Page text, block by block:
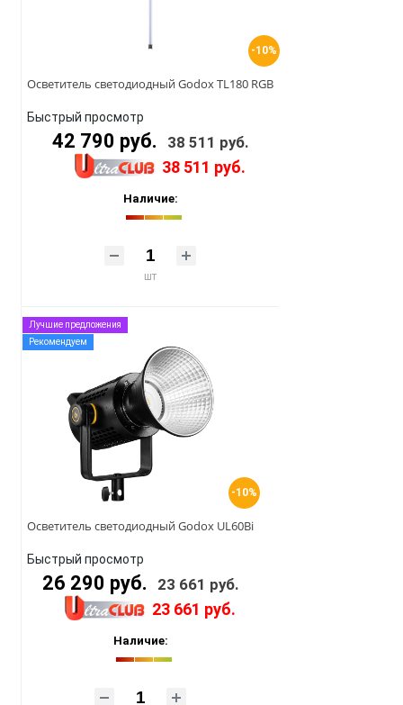
-10%
Осветитель светодиодный Godox TL180 RGB
Быстрый просмотр
42 790 руб. 38 511 руб.
38 511 руб.
Наличие:
шт
-10%
Лучшие предложения
Рекомендуем
Осветитель светодиодный Godox UL60Bi
Быстрый просмотр
26 290 руб. 23 661 руб.
23 661 руб.
Наличие: